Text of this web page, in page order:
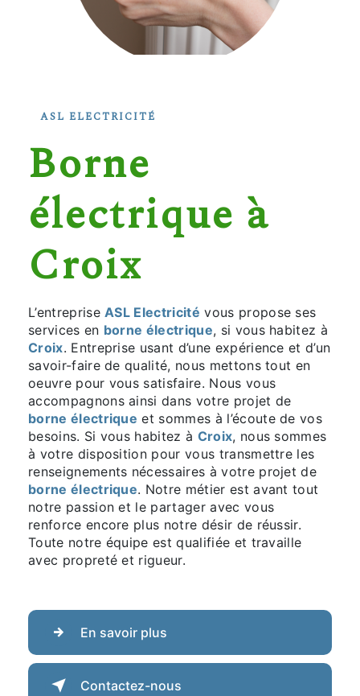
ASL ELECTRICITÉ
borne
électrique à
Croix
L’entreprise ASL Electricité vous propose ses
services en borne électrique, si vous habitez à
Croix. Entreprise usant d’une expérience et d’un
savoir-faire de qualité, nous mettons tout en
oeuvre pour vous satisfaire. Nous vous
accompagnons ainsi dans votre projet de
borne électrique et sommes à l’écoute de vos
besoins. Si vous habitez à Croix, nous sommes
à votre disposition pour vous transmettre les
renseignements nécessaires à votre projet de
borne électrique. Notre métier est avant tout
notre passion et le partager avec vous
renforce encore plus notre désir de réussir.
Toute notre équipe est qualifiée et travaille
avec propreté et rigueur.
En savoir plus
Contactez-nous